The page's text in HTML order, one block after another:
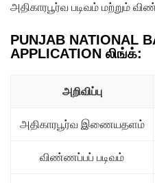
அதிகாரபூர்வ படிவம் மற்றும்
PUNJAB NATIONAL
APPLICATION லிங்க்:
அறிவிப்பு
அதிகாரபூர்வ இணையதளம்
விண்ணப்பப் படிவம்